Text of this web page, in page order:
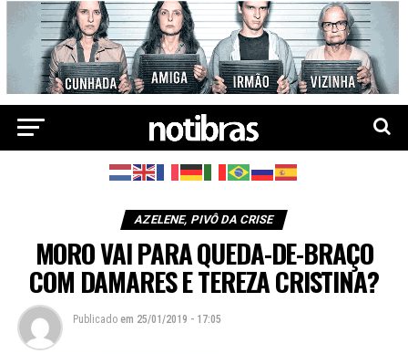
AZELENE, PIVÔ DA CRISE
MORO VAI PARA QUEDA-DE-BRAÇO
COM DAMARES E TEREZA CRISTINA?
Publicado em 25/01/2019 - 17:05